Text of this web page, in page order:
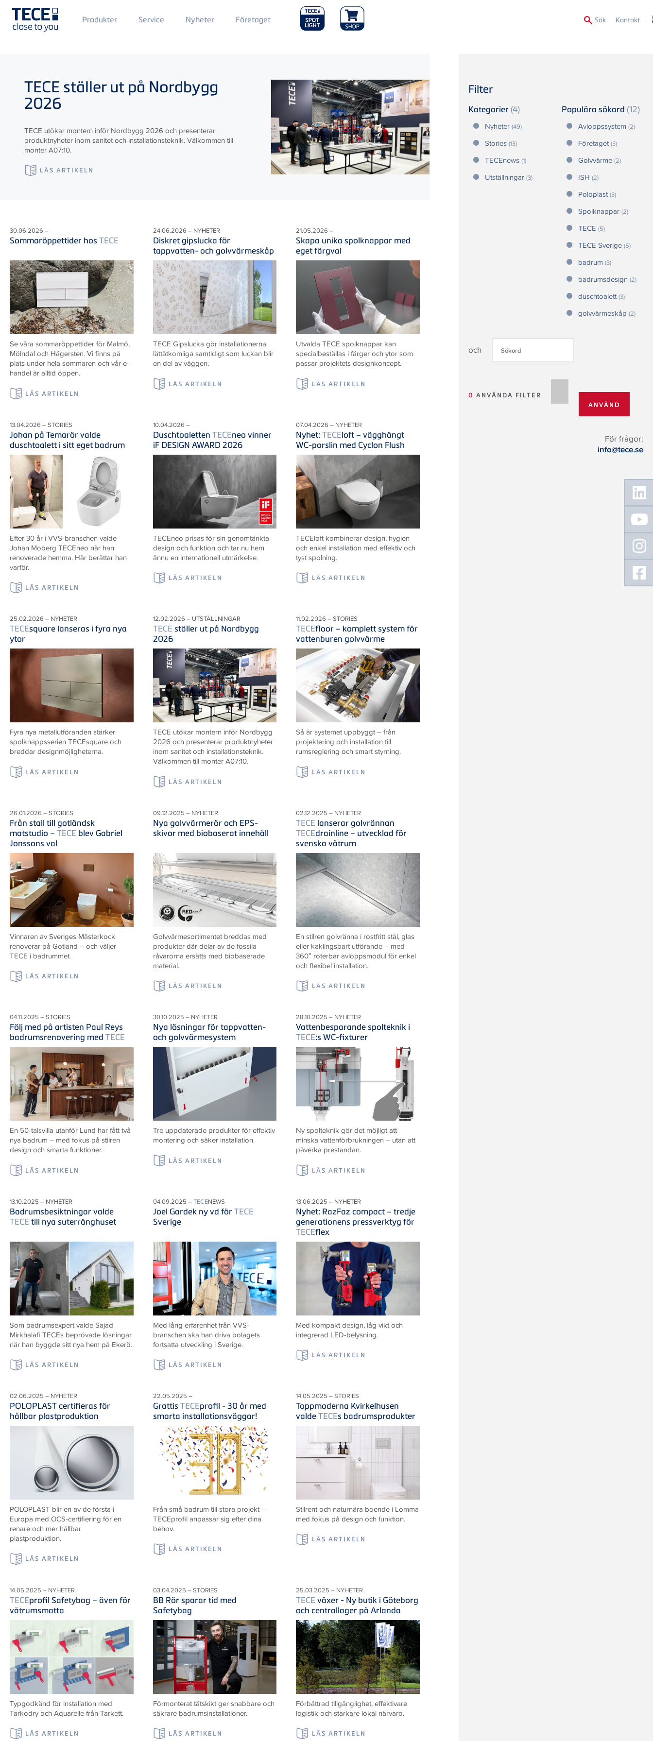
Main
Menü
Produkter Service Nyheter Main
Menu
Företaget Sök Kontakt
Filter
Kategorier (4)
Nyheter (49)
Stories (13)
TECEnews (1)
Utställningar (3)
Populära sökord (12)
Avloppssystem (2)
Företaget(3)
Golvvärme (2)
ISH (2)
Poloplast(3)
Spolknappar (2)
TECE (5)
TECE Sverige (5)
badrum (3)
badrumsdesign (2)
duschtoalett(3)
golvvärmeskåp (2)
och
0 ANVÄNDA FILTER
För frågor:
info@tece.se
TECE ställer ut på Nordbygg
2026
TECE utökar montern inför Nordbygg 2026 och presenterar
produktnyheter inom sanitet och installationsteknik. Välkommen till
monter A07:10.
LÄS ARTIKELN
30.06.2026 –
Sommaröppettider hos TECE
Se våra sommaröppettider för Malmö,
Mölndal och Hägersten. Vi finns på
plats under hela sommaren och vår e-
handel är alltid öppen.
LÄS ARTIKELN
24.06.2026 – NYHETER
Diskret gipslucka för
tappvatten- och golvvärmeskåp
TECE Gipslucka gör installationerna
lättåtkomliga samtidigt som luckan blir
en del av väggen.
LÄS ARTIKELN
21.05.2026 –
Skapa unika spolknappar med
eget färgval
Utvalda TECE spolknappar kan
specialbeställas i färger och ytor som
passar projektets designkoncept.
LÄS ARTIKELN
13.04.2026 – STORIES
Johan på Temarör valde
duschtoalett i sitt eget badrum
Efter 30 år i VVS-branschen valde
Johan Moberg TECEneo när han
renoverade hemma. Här berättar han
varför.
LÄS ARTIKELN
10.04.2026 –
Duschtoaletten TECEneo vinner
iF DESIGN AWARD 2026
TECEneo prisas för sin genomtänkta
design och funktion och tar nu hem
ännu en internationell utmärkelse.
LÄS ARTIKELN
07.04.2026 – NYHETER
Nyhet:TECEloft – vägghängt
WC-porslin med Cyclon Flush
TECEloft kombinerar design, hygien
och enkel installation med effektiv och
tyst spolning.
LÄS ARTIKELN
25.02.2026 – NYHETER
TECEsquare lanseras i fyra nya
ytor
Fyra nya metallutföranden stärker
spolknappsserien TECEsquare och
breddar designmöjligheterna.
LÄS ARTIKELN
12.02.2026 – UTSTÄLLNINGAR
TECE ställer ut på Nordbygg
2026
TECE utökar montern inför Nordbygg
2026 och presenterar produktnyheter
inom sanitet och installationsteknik.
Välkommen till monter A07:10.
LÄS ARTIKELN
11.02.2026 – STORIES
TECEfloor – komplett system för
vattenburen golvvärme
Så är systemet uppbyggt – från
projektering och installation till
rumsreglering och smart styrning.
LÄS ARTIKELN
26.01.2026 – STORIES
Från stall till gotländsk
matstudio – TECE blev Gabriel
Jonssons val
Vinnaren av Sveriges Mästerkock
renoverar på Gotland – och väljer
TECE i badrummet.
LÄS ARTIKELN
09.12.2025 – NYHETER
Nya golvvärmerör och EPS-
skivor med biobaserat innehåll
Golvvärmesortimentet breddas med
produkter där delar av de fossila
råvarorna ersätts med biobaserade
material.
LÄS ARTIKELN
02.12.2025 – NYHETER
TECE lanserar golvrännan
TECEdrainline – utvecklad för
svenska våtrum
En stilren golvränna i rostfritt stål, glas
eller kaklingsbart utförande – med
360° roterbar avloppsmodul för enkel
och flexibel installation.
LÄS ARTIKELN
04.11.2025 – STORIES
Följ med på artisten Paul Reys
badrumsrenovering med TECE
En 50-talsvilla utanför Lund har fått två
nya badrum – med fokus på stilren
design och smarta funktioner.
LÄS ARTIKELN
30.10.2025 – NYHETER
Nya lösningar för tappvatten-
och golvvärmesystem
Tre uppdaterade produkter för effektiv
montering och säker installation.
LÄS ARTIKELN
28.10.2025 – NYHETER
Vattenbesparande spolteknik i
TECE:s WC-fixturer
Ny spolteknik gör det möjligt att
minska vattenförbrukningen – utan att
påverka prestandan.
LÄS ARTIKELN
13.10.2025 – NYHETER
Badrumsbesiktningar valde
TECE till nya suterränghuset
Som badrumsexpert valde Sajad
Mirkhalafi TECEs beprövade lösningar
när han byggde sitt nya hem på Ekerö.
LÄS ARTIKELN
04.09.2025 –TECENEWS
Joel Gardek ny vd förTECE
Sverige
Med lång erfarenhet från VVS-
branschen ska han driva bolagets
fortsatta utveckling i Sverige.
LÄS ARTIKELN
13.06.2025 – NYHETER
Nyhet: RazFaz compact – tredje
generationens pressverktyg för
TECEflex
Med kompakt design, låg vikt och
integrerad LED-belysning.
LÄS ARTIKELN
02.06.2025 – NYHETER
POLOPLAST certifieras för
hållbar plastproduktion
POLOPLAST blir en av de första i
Europa med OCS-certifiering för en
renare och mer hållbar
plastproduktion.
LÄS ARTIKELN
22.05.2025 –
Grattis TECEprofil - 30 år med
smarta installationsväggar!
Från små badrum till stora projekt –
TECEprofil anpassar sig efter dina
behov.
LÄS ARTIKELN
14.05.2025 – STORIES
Toppmoderna Kvirkelhusen
valdeTECEs badrumsprodukter
Stilrent och naturnära boende i Lomma
med fokus på design och funktion.
LÄS ARTIKELN
14.05.2025 – NYHETER
TECEprofil Safetybag – även för
våtrumsmatta
Typgodkänd för installation med
Tarkodry och Aquarelle från Tarkett.
LÄS ARTIKELN
03.04.2025 – STORIES
BB Rör sparar tid med
Safetybag
Förmonterat tätskikt ger snabbare och
säkrare badrumsinstallationer.
LÄS ARTIKELN
25.03.2025 – NYHETER
TECE växer - Ny butik i Göteborg
och centrallager på Arlanda
Förbättrad tillgänglighet, effektivare
logistik och starkare lokal närvaro.
LÄS ARTIKELN
Floating